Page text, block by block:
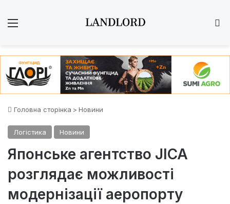
Головна сторінка > Новини
Логістика Новини
Японське агентство JICA
розглядає можливості
модернізації аеропорту